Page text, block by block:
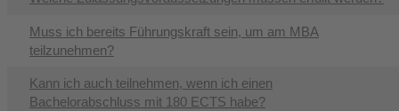
Muss ich bereits Führungskraft sein, um am MBA
teilzunehmen?
Kann ich auch teilnehmen, wenn ich einen
Bachelorabschluss mit 180 ECTS habe?